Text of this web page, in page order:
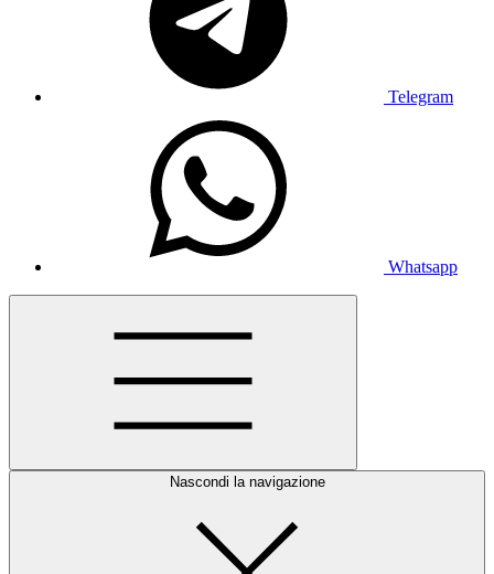
Telegram
Whatsapp
Nascondi la navigazione